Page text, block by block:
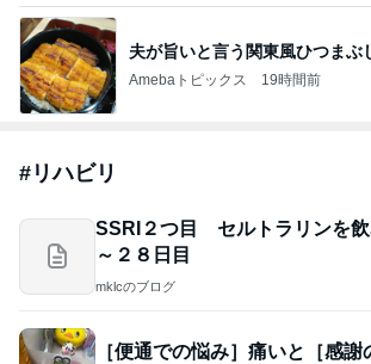
夫が旨いと言う関東風ひつまぶ
Amebaトピックス 19時間前
# リハビリ
SSRI２つ目 セルトラリンを飲
～２８日目
mklcのブログ
［便通での悩み］痛いと［感謝